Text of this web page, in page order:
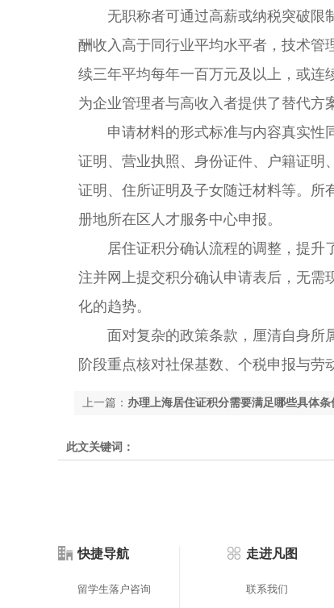
无职称者可通过高薪或纳税突破限
酬收入高于同行业平均水平者，技术管
续三年平均每年一百万元及以上，或连
为企业管理者与高收入者提供了替代方
申请材料的形式标准与内容真实性
证明、营业执照、身份证件、户籍证明
证明、住所证明及子女随迁材料等。所
册地所在区人才服务中心申报。
居住证积分确认流程的调整，提升
注并网上提交积分确认申请表后，无需
化的趋势。
面对复杂的政策条款，厘清自身所
阶段重点核对社保基数、个税申报与劳
上一篇： 办理上海居住证积分需要满足哪些具体条
此文关键词：
快捷导航
留学生落户咨询
走进凡图
联系我们